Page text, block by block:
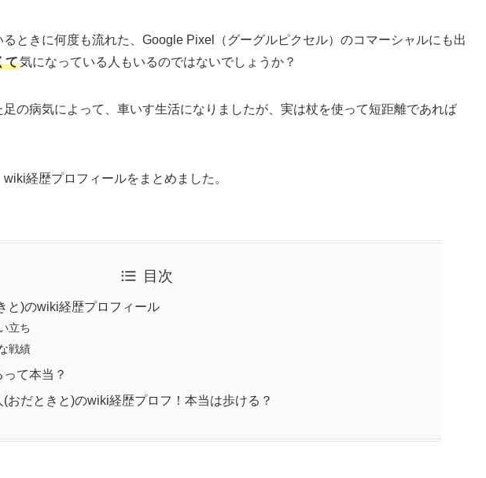
ときに何度も流れた、Google Pixel（グーグルピクセル）のコマーシャルにも出
て気になっている人もいるのではないでしょうか？
の病気によって、車いす生活になりましたが、実は杖を使って短距離であれば
経歴プロフィールをまとめました。
目次
と)のwiki経歴プロフィール
立ち
戦績
て本当？
(おだときと)のwiki経歴プロフ！本当は歩ける？